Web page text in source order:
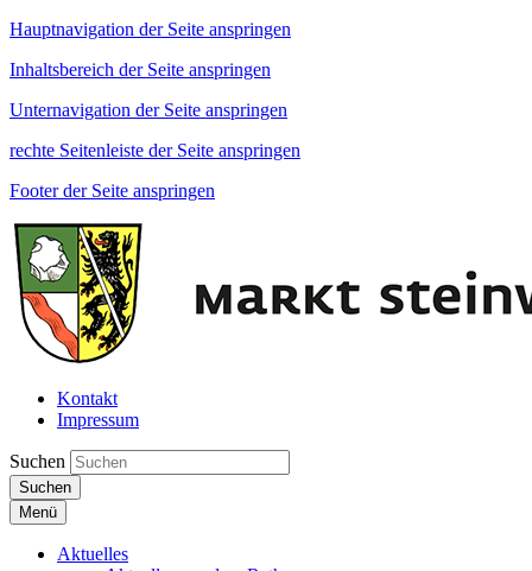
Hauptnavigation der Seite anspringen
Inhaltsbereich der Seite anspringen
Unternavigation der Seite anspringen
rechte Seitenleiste der Seite anspringen
Footer der Seite anspringen
Kontakt
Impressum
Suchen
Suchen
Menü
Aktuelles